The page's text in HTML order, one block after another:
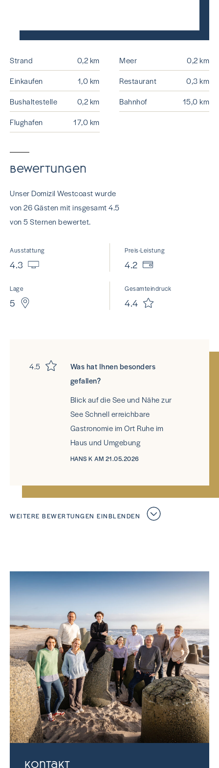
Strand 0,2 km Meer
0,2 km
Einkaufen
1,0 km Restaurant
0,3 km
Bushaltestelle
0,2 km Bahnhof
15,0 km
Flughafen
17,0 km
Bewertungen
Unser Domizil Westcoast wurde
von 26 Gästen mit insgesamt 4.5
von 5 Sternen bewertet.
Ausstattung
4.3
Preis-Leistung
4.2
Lage
5
Gesamteindruck
4.4
4.5
Was hat Ihnen besonders
gefallen?
Blick auf die See und Nähe zur
See Schnell erreichbare
Gastronomie im Ort Ruhe im
Haus und Umgebung
HANS K AM 21.05.2026
WEITERE BEWERTUNGEN EINBLENDEN
Kontakt